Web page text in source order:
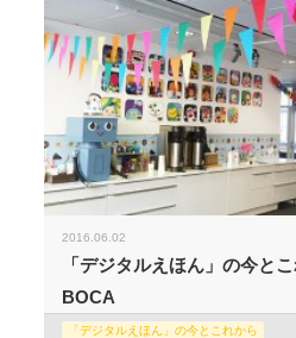
2016.06.02
「デジタルえほん」の今と
BOCA
「デジタルえほん」の今とこれから